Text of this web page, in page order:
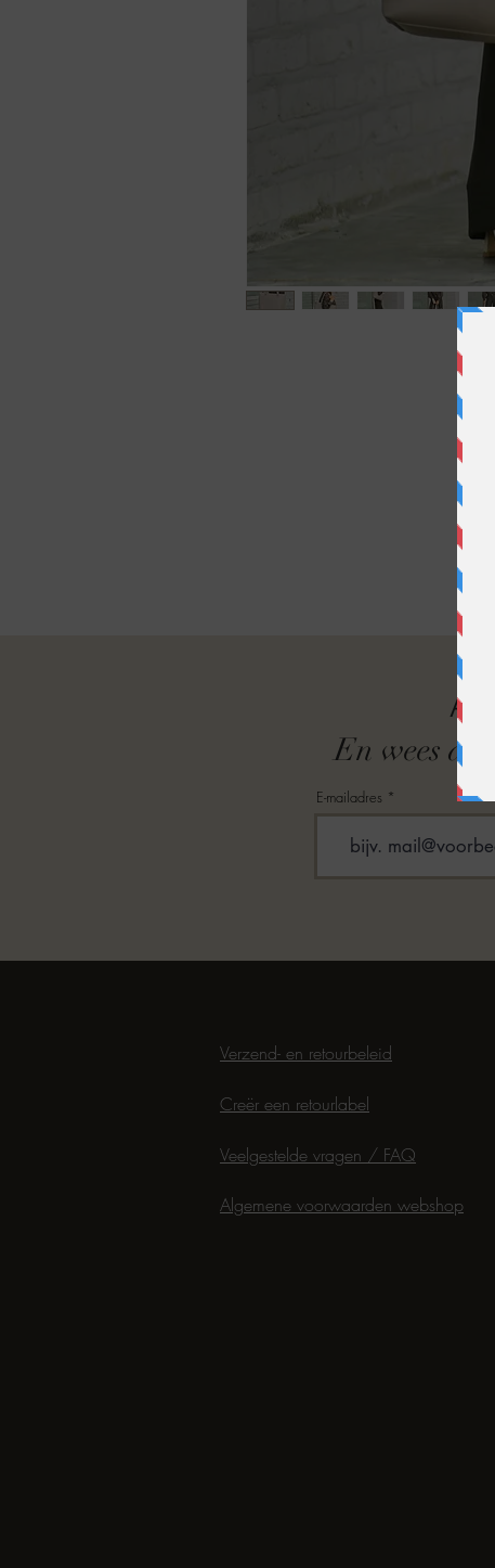
En wees
E-mailadres
Verzend- en retourbeleid
Creër een retourlabel
Veelgestelde vragen / FAQ
Algemene voorwaarden webshop